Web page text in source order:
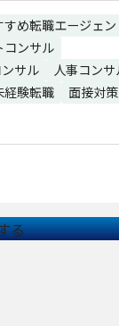
すめ転職エージェン
コンサル
サル
人事コンサ
経験転職
面接対策